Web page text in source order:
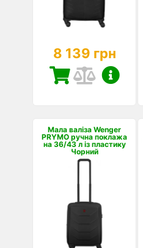
8 139 грн
Мала валіза Wenger
PRYMO ручна поклажа
на 36/43 л із пластику
Чорний